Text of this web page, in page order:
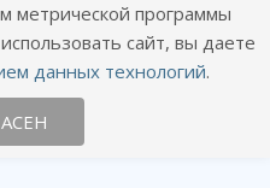
120-01-09
метрической программы
сайт, вы даете
данных технологий.